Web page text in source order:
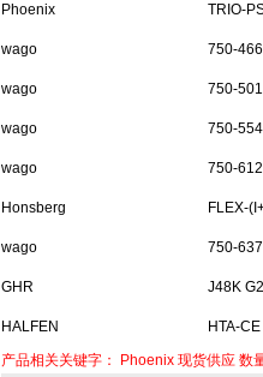
Phoenix TRIO-
wago 750-466
wago 750-501
wago 750-554
wago 750-612
Honsberg FLEX-
wago 750-637
GHR J48K
HALFEN
HTA-
产品相关关键字：
Phoenix 现货供应 数